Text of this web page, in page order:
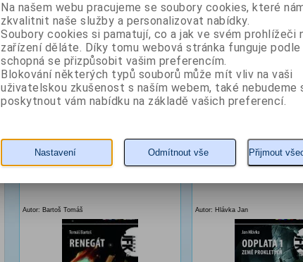
63 Kč 63 Kč
JFK 17 - Renegát
Autor: Bartoš Tomáš
JFK 19 - Odplata 1
Autor: Hlávka Jan
Na našem webu pracujeme se soubory cookies, které
zkvalitnit naše služby a personalizovat nabídky.
Soubory cookies si pamatují, co a jak ve svém prohlížeči
zařízení děláte. Díky tomu webová stránka funguje podle
schopná se přizpůsobit vašim preferencím.
Blokování některých typů souborů může mít vliv na vaši
uživatelskou zkušenost s naším webem, také nebudeme
poskytnout vám nabídku na základě vašich preferencí.
Nastavení Odmítnout vše Přijmout